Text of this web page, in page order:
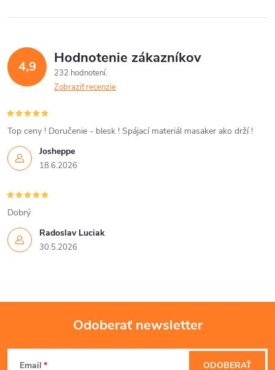
l
d
a
c
i
e
p
r
v
k
v
p
4,9 Hodnotenie zákazníkov
232 hodnotení
Zobraziť recenzie
Josheppe
18.6.2026
Top ceny ! Doručenie - blesk ! Spájací materiál masaker ako drží !
Radoslav Luciak
30.5.2026
Dobrý
Z
Odoberať newsletter
Email ODOBERAŤ